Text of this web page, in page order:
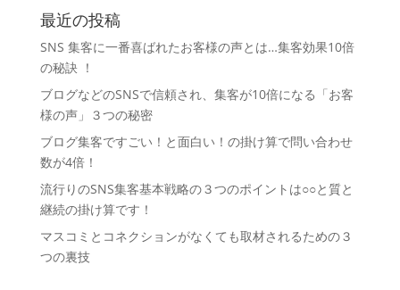
最近の投稿
SNS 集客に一番喜ばれたお客様の声とは…集客効果10倍
の秘訣 ！
ブログなどのSNSで信頼され、集客が10倍になる「お客
様の声」３つの秘密
ブログ集客ですごい！と面白い！の掛け算で問い合わせ
数が4倍！
流行りのSNS集客基本戦略の３つのポイントは○○と質と
継続の掛け算です！
マスコミとコネクションがなくても取材されるための３
つの裏技